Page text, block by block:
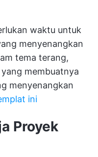
waktu untuk
menyenangkan
tema terang,
membuatnya
menyenangkan
ini
Proyek